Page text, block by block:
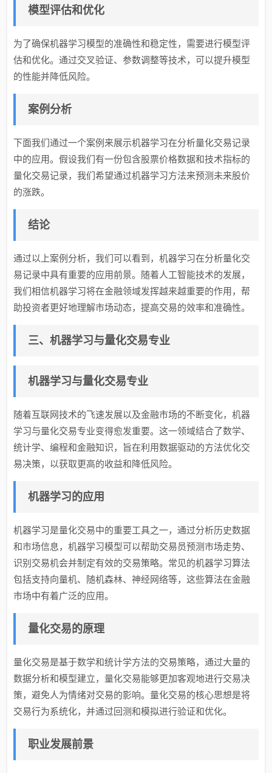
模型评估和优化
为了确保机器学习模型的准确性和稳定性，需要进行模型评
估和优化。通过交叉验证、参数调整等技术，可以提升模型
的性能并降低风险。
案例分析
下面我们通过一个案例来展示机器学习在分析量化交易记录
中的应用。假设我们有一份包含股票价格数据和技术指标的
量化交易记录，我们希望通过机器学习方法来预测未来股价
的涨跌。
结论
通过以上案例分析，我们可以看到，机器学习在分析量化交
易记录中具有重要的应用前景。随着人工智能技术的发展，
我们相信机器学习将在金融领域发挥越来越重要的作用，帮
助投资者更好地理解市场动态，提高交易的效率和准确性。
三、机器学习与量化交易专业
机器学习与量化交易专业
随着互联网技术的飞速发展以及金融市场的不断变化，机器
学习与量化交易专业变得愈发重要。这一领域结合了数学、
统计学、编程和金融知识，旨在利用数据驱动的方法优化交
易决策，以获取更高的收益和降低风险。
机器学习的应用
机器学习是量化交易中的重要工具之一，通过分析历史数据
和市场信息，机器学习模型可以帮助交易员预测市场走势、
识别交易机会并制定有效的交易策略。常见的机器学习算法
包括支持向量机、随机森林、神经网络等，这些算法在金融
市场中有着广泛的应用。
量化交易的原理
量化交易是基于数学和统计学方法的交易策略，通过大量的
数据分析和模型建立，量化交易能够更加客观地进行交易决
策，避免人为情绪对交易的影响。量化交易的核心思想是将
交易行为系统化，并通过回测和模拟进行验证和优化。
职业发展前景